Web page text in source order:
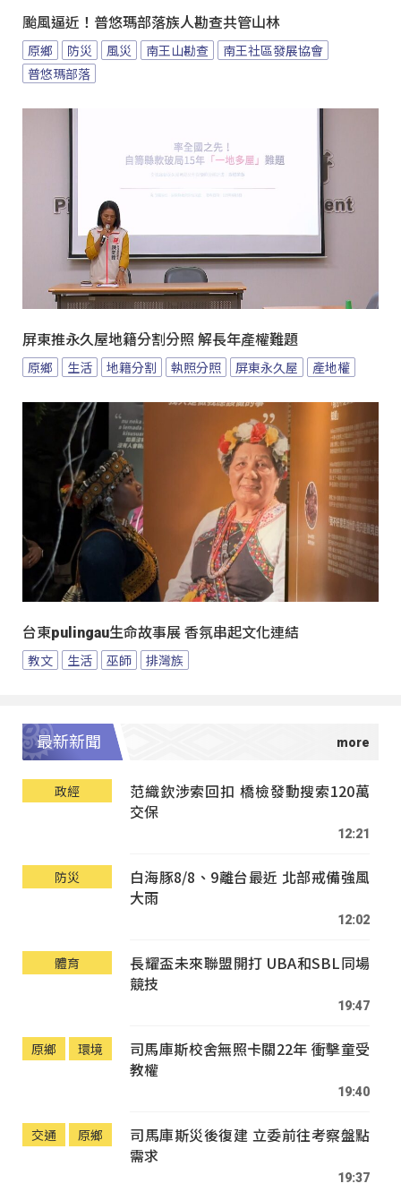
颱風逼近！普悠瑪部落族人勘查共管山林
原鄉 防災 風災 南王山勘查
南王社區發展協會
普悠瑪部落
屏東推永久屋地籍分割分照 解長年產權難題
原鄉 生活 地籍分割 執照分照 屏東永久屋 產地權
台東pulingau生命故事展 香氛串起文化連結
教文 生活 巫師 排灣族
最新新聞
政經
范織欽涉索回扣 橋檢發動搜索120萬
交保
12:21
防災
白海豚8/8、9離台最近 北部戒備強風
大雨
12:02
體育
長耀盃未來聯盟開打 UBA和SBL同場
競技
19:47
原鄉 環境
司馬庫斯校舍無照卡關22年 衝擊童受
教權
19:40
交通 原鄉
司馬庫斯災後復建 立委前往考察盤點
需求
19:37